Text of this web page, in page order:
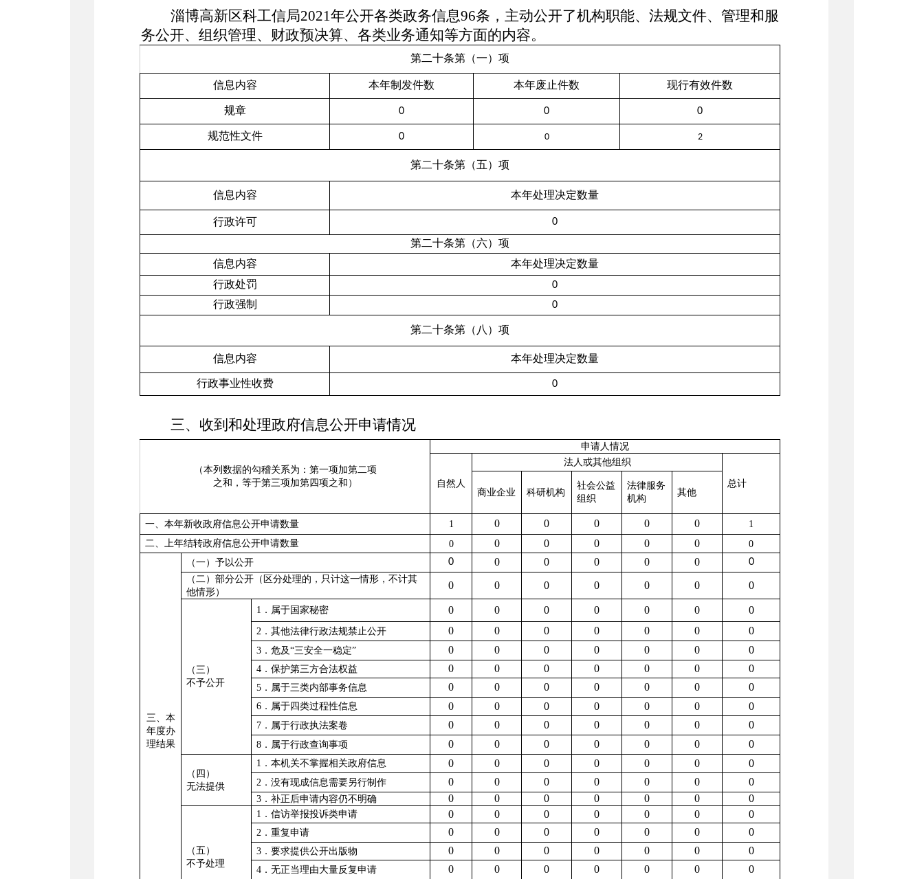
淄博高新区科工信局2021年公开各类政务信息96条，主动公开了机构职能、法规文件、管理和服
务公开、组织管理、财政预决算、各类业务通知等方面的内容。
第二十条第（一）项
信息内容 本年制发件数 本年废止件数 现行有效件数
规章 0 0 0
规范性文件 0 0 2
第二十条第（五）项
信息内容 本年处理决定数量
行政许可 0
第二十条第（六）项
信息内容
本年处理决定数量
行政处罚
0
行政强制 0
第二十条第（八）项
信息内容 本年处理决定数量
行政事业性收费 0
三、收到和处理政府信息公开申请情况
（本列数据的勾稽关系为：第一项加第二项
之和，等于第三项加第四项之和）
申请人情况
自然人
法人或其他组织
总计
商业企业
科研机构
社会公益
组织
法律服务
机构
其他
一、本年新收政府信息公开申请数量 1 0 0 0 0 0
1
二、上年结转政府信息公开申请数量
0 0 0 0 0 0 0
三、本
年度办
理结果
（一）予以公开 0 0 0 0 0 0 0
（二）部分公开（区分处理的，只计这一情形，不计其
他情形）
0 0 0 0 0 0 0
（三）
不予公开
1 ．属于国家秘密 0 0 0 0 0 0 0
2 ．其他法律行政法规禁止公开 0 0 0 0 0 0 0
3 ．危及“三安全一稳定” 0 0 0 0 0 0 0
4 ．保护第三方合法权益 0 0 0 0 0 0 0
5 ．属于三类内部事务信息 0 0 0 0 0 0 0
6 ．属于四类过程性信息 0 0 0 0 0 0 0
7 ．属于行政执法案卷 0 0 0 0 0 0 0
8 ．属于行政查询事项 0 0 0 0 0 0 0
（四）
无法提供
1 ．本机关不掌握相关政府信息 0 0 0 0 0 0 0
2 ．没有现成信息需要另行制作 0 0 0 0 0 0 0
3 ．补正后申请内容仍不明确 0 0 0 0 0 0 0
（五）
不予处理
1 ．信访举报投诉类申请 0 0 0 0 0 0 0
2 ．重复申请 0 0 0 0 0 0 0
3 ．要求提供公开出版物 0 0 0 0 0 0 0
4 ．无正当理由大量反复申请 0 0 0 0 0 0 0